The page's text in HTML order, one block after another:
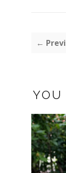
←
YOU